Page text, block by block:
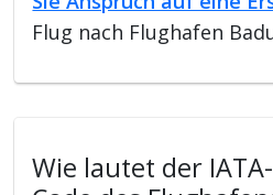
Flug nach Flughafen
Wie lautet der